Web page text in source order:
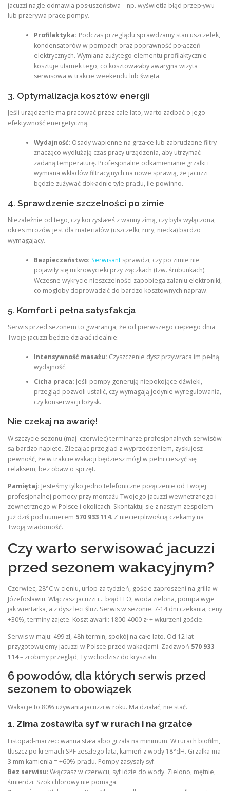
jacuzzi nagle odmawia posłuszeństwa – np. wyświetla błąd przepływu
lub przerywa pracę pompy.
Profilaktyka: Podczas przeglądu sprawdzamy stan uszczelek,
kondensatorów w pompach oraz poprawność połączeń
elektrycznych. Wymiana zużytego elementu profilaktycznie
kosztuje ułamek tego, co kosztowałaby awaryjna wizyta
serwisowa w trakcie weekendu lub święta.
3. Optymalizacja kosztów energii
Jeśli urządzenie ma pracować przez całe lato, warto zadbać o jego
efektywność energetyczną.
Wydajność: Osady wapienne na grzałce lub zabrudzone filtry
znacząco wydłużają czas pracy urządzenia, aby utrzymać
zadaną temperaturę. Profesjonalne odkamienianie grzałki i
wymiana wkładów filtracyjnych na nowe sprawią, że jacuzzi
będzie zużywać dokładnie tyle prądu, ile powinno.
4. Sprawdzenie szczelności po zimie
Niezależnie od tego, czy korzystałeś z wanny zimą, czy była wyłączona,
okres mrozów jest dla materiałów (uszczelki, rury, niecka) bardzo
wymagający.
Bezpieczeństwo: Serwisantsprawdzi, czy po zimie nie
pojawiły się mikrowycieki przy złączkach (tzw. śrubunkach).
Wczesne wykrycie nieszczelności zapobiega zalaniu elektroniki,
co mogłoby doprowadzić do bardzo kosztownych napraw.
5. Komfort i pełna satysfakcja
Serwis przed sezonem to gwarancja, że od pierwszego ciepłego dnia
Twoje jacuzzi będzie działać idealnie:
Intensywność masażu: Czyszczenie dysz przywraca im pełną
wydajność.
Cicha praca: Jeśli pompy generują niepokojące dźwięki,
przegląd pozwoli ustalić, czy wymagają jedynie wyregulowania,
czy konserwacji łożysk.
Nie czekaj na awarię!
W szczycie sezonu (maj–czerwiec) terminarze profesjonalnych serwisów
są bardzo napięte. Zlecając przegląd z wyprzedzeniem, zyskujesz
pewność, że w trakcie wakacji będziesz mógł w pełni cieszyć się
relaksem, bez obaw o sprzęt.
Pamiętaj: Jesteśmy tylko jedno telefoniczne połączenie od Twojej
profesjonalnej pomocy przy montażu Twojego jacuzzi wewnętrznego i
zewnętrznego w Polsce i okolicach. Skontaktuj się z naszym zespołem
już dziś pod numerem 570 933 114. Z niecierpliwością czekamy na
Twoją wiadomość.
Czy warto serwisować jacuzzi
przed sezonem wakacyjnym?
Czerwiec, 28°C w cieniu, urlop za tydzień, goście zaproszeni na grilla w
Józefosławiu. Włączasz jacuzzi i… błąd FLO, woda zielona, pompa wyje
jak wiertarka, a z dysz leci śluz. Serwis w sezonie: 7-14 dni czekania, ceny
+30%, terminy zajęte. Koszt awarii: 1800-4000 zł + wkurzeni goście.
Serwis w maju: 499 zł, 48h termin, spokój na całe lato. Od 12 lat
przygotowujemy jacuzzi w Polsce przed wakacjami. Zadzwoń 570 933
114– zrobimy przegląd, Ty wchodzisz do kryształu.
6 powodów, dla których serwis przed
sezonem to obowiązek
Wakacje to 80% używania jacuzzi w roku. Ma działać, nie stać.
1. Zima zostawiła syf w rurach i na grzałce
Listopad-marzec: wanna stała albo grzała na minimum. W rurach biofilm,
tłuszcz po kremach SPF zeszłego lata, kamień z wody 18°dH. Grzałka ma
3 mm kamienia = +60% prądu. Pompy zasysały syf.
Bez serwisu: Włączasz w czerwcu, syf idzie do wody. Zielono, mętnie,
śmierdzi. Szok chlorowy nie pomaga.